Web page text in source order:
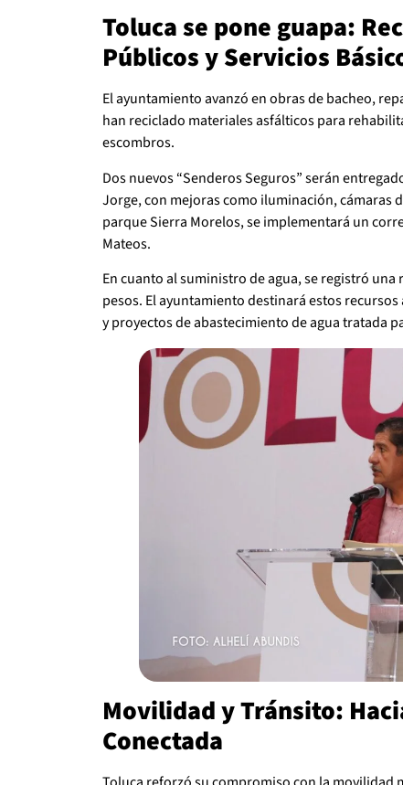
Toluca se pone guapa:
Públicos y Servicios
El ayuntamiento avanzó en obras de bacheo,
han reciclado materiales asfálticos para
escombros.
Dos nuevos “Senderos Seguros” serán
Jorge, con mejoras como iluminación, cámaras
parque Sierra Morelos, se implementará un
Mateos.
En cuanto al suministro de agua, se registró
pesos. El ayuntamiento destinará estos
y proyectos de abastecimiento de agua tratada
Movilidad y Tránsito:
Conectada